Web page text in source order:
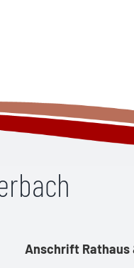
Anschrift Rathaus